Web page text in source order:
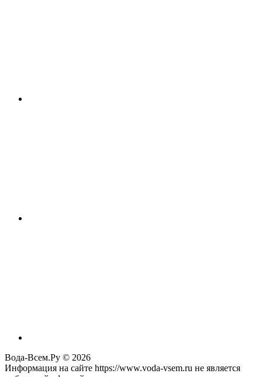
Вода-Всем.Ру © 2026
Информация на сайте https://www.voda-vsem.ru не является